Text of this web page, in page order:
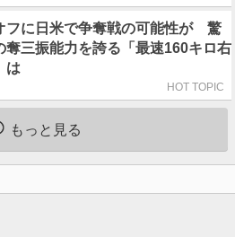
フに日米で争奪戦の可能性が 驚
奪三振能力を誇る「最速160キロ右
は
HOT TOPIC
もっと見る